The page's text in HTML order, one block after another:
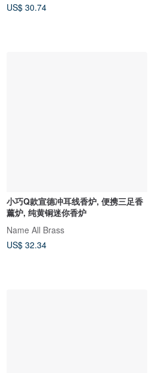
US$ 30.74
小巧Q款宣德冲耳线香炉, 便携三足香
薰炉, 纯黄铜迷你香炉
Name All Brass
US$ 32.34